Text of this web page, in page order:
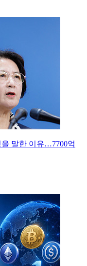
말한 이유…7700억